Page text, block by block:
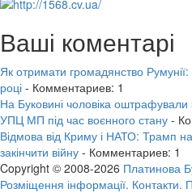
Ваші коментарі
Як отримати громадянство
році - Комментариев: 1
На Буковині чоловіка оштрафували
УПЦ МП під час воєнного стану -
Відмова від Криму і НАТО: Трамп
закінчити війну - Комментариев: 1
Copyright © 2008-2026 Платинова
Розміщення інформації. Контакти.